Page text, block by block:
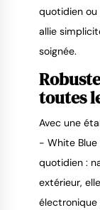
quotidien
allie
soignée.
toutes
Avec une
- White
quotidien :
extérieur,
électronique